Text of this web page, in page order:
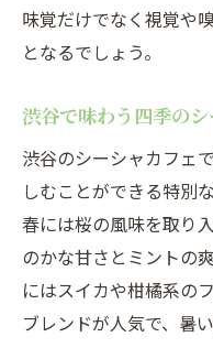
味覚だけでなく視覚や
となるでしょう。
渋谷で味わう四季の
渋谷のシーシャカフェ
しむことができる特別
春には桜の風味を取り
のかな甘さとミントの
にはスイカや柑橘系の
ブレンドが人気で、暑